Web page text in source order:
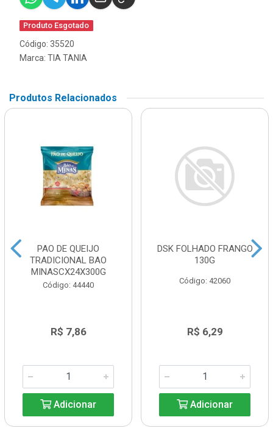
Produto Esgotado
Código: 35520
Marca: TIA TANIA
Produtos Relacionados
PAO DE QUEIJO
TRADICIONAL BAO
MINASCX24X300G
Código: 44440
R$ 7,86
Adicionar
DSK FOLHADO FRANGO
130G
Código: 42060
R$ 6,29
Adicionar